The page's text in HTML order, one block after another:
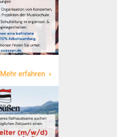
Stadtinfo
Jubiläumsjahr 2021
Partnerstädte
Projekte
Sanierung Hallenbad
Mehr erfahren